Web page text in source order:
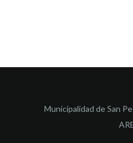
Municipalidad de San